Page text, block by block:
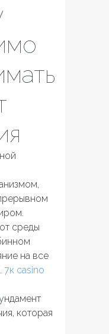
среды
на все
7к casino
которая